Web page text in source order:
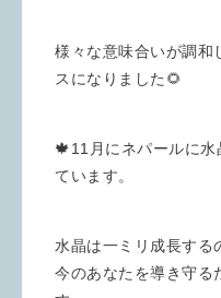
様々な意味合いが調和
スになりました🌻
🍁11月にネパールに水
ています。
水晶は一ミリ成長する
今のあなたを導き守る